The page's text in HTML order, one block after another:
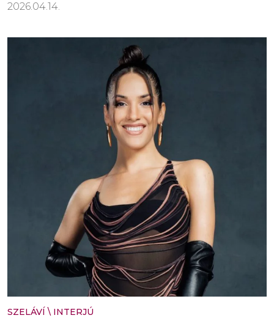
2026.04.14.
SZELÁVÍ \ INTERJÚ